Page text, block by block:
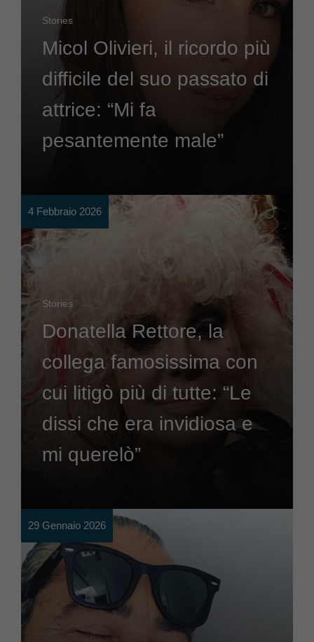
Stories
Micol Olivieri, il ricordo più
difficile del suo passato di
attrice: “Mi fa
pesantemente male”
4 Febbraio 2026
Stories
Donatella Rettore, la
collega famosissima con
cui litigò più di tutte: “Le
dissi che era invidiosa e
mi querelò”
29 Gennaio 2026